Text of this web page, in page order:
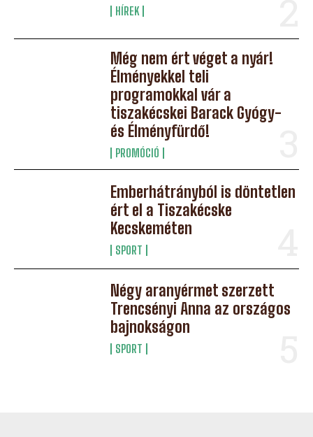
HÍREK
Még nem ért véget a nyár!
Élményekkel teli
programokkal vár a
tiszakécskei Barack Gyógy-
és Élményfürdő!
PROMÓCIÓ
Emberhátrányból is döntetlen
ért el a Tiszakécske
Kecskeméten
SPORT
Négy aranyérmet szerzett
Trencsényi Anna az országos
bajnokságon
SPORT